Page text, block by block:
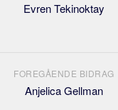
Evren Tekinoktay
FOREGÅENDE BIDRAG
Anjelica Gellman